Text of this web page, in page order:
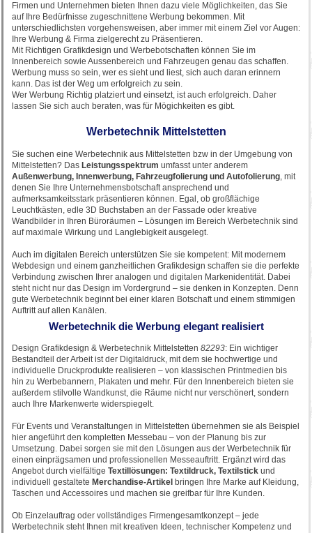
Firmen und Unternehmen bieten Ihnen dazu viele Möglichkeiten, das Sie
auf Ihre Bedürfnisse zugeschnittene Werbung bekommen. Mit
unterschiedlichsten vorgehensweisen, aber immer mit einem Ziel vor Augen:
Ihre Werbung & Firma zielgerecht zu Präsentieren.
Mit Richtigen Grafikdesign und Werbebotschaften können Sie im
Innenbereich sowie Aussenbereich und Fahrzeugen genau das schaffen.
Werbung muss so sein, wer es sieht und liest, sich auch daran erinnern
kann. Das ist der Weg um erfolgreich zu sein.
Wer Werbung Richtig platziert und einsetzt, ist auch erfolgreich. Daher
lassen Sie sich auch beraten, was für Mögichkeiten es gibt.
Werbetechnik Mittelstetten
Sie suchen eine Werbetechnik aus Mittelstetten bzw in der Umgebung von
Mittelstetten? Das Leistungsspektrum umfasst unter anderem
Außenwerbung, Innenwerbung, Fahrzeugfolierung und Autofolierung, mit
denen Sie Ihre Unternehmensbotschaft ansprechend und
aufmerksamkeitsstark präsentieren können. Egal, ob großflächige
Leuchtkästen, edle 3D Buchstaben an der Fassade oder kreative
Wandbilder in Ihren Büroräumen – Lösungen im Bereich Werbetechnik sind
auf maximale Wirkung und Langlebigkeit ausgelegt.
Auch im digitalen Bereich unterstützen Sie sie kompetent: Mit modernem
Webdesign und einem ganzheitlichen Grafikdesign schaffen sie die perfekte
Verbindung zwischen Ihrer analogen und digitalen Markenidentität. Dabei
steht nicht nur das Design im Vordergrund – sie denken in Konzepten. Denn
gute Werbetechnik beginnt bei einer klaren Botschaft und einem stimmigen
Auftritt auf allen Kanälen.
Werbetechnik die Werbung elegant realisiert
Design Grafikdesign & Werbetechnik Mittelstetten 82293: Ein wichtiger
Bestandteil der Arbeit ist der Digitaldruck, mit dem sie hochwertige und
individuelle Druckprodukte realisieren – von klassischen Printmedien bis
hin zu Werbebannern, Plakaten und mehr. Für den Innenbereich bieten sie
außerdem stilvolle Wandkunst, die Räume nicht nur verschönert, sondern
auch Ihre Markenwerte widerspiegelt.
Für Events und Veranstaltungen in Mittelstetten übernehmen sie als Beispiel
hier angeführt den kompletten Messebau – von der Planung bis zur
Umsetzung. Dabei sorgen sie mit den Lösungen aus der Werbetechnik für
einen einprägsamen und professionellen Messeauftritt. Ergänzt wird das
Angebot durch vielfältige Textillösungen: Textildruck, Textilstick und
individuell gestaltete Merchandise-Artikel bringen Ihre Marke auf Kleidung,
Taschen und Accessoires und machen sie greifbar für Ihre Kunden.
Ob Einzelauftrag oder vollständiges Firmengesamtkonzept – jede
Werbetechnik steht Ihnen mit kreativen Ideen, technischer Kompetenz und